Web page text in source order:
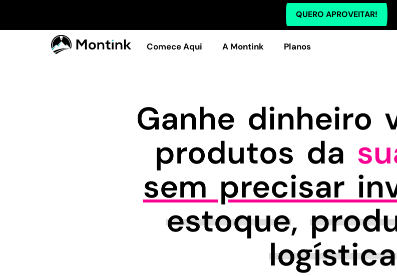
QUERO APROVEITAR!
TODOS OS
Comece Aqui A Montink Planos
Ganhe dinheiro
produtos da
sem precisar
estoque,
logística